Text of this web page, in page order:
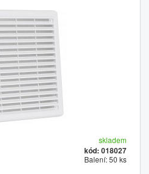
skladem
kód: 018027
Balení: 50 ks